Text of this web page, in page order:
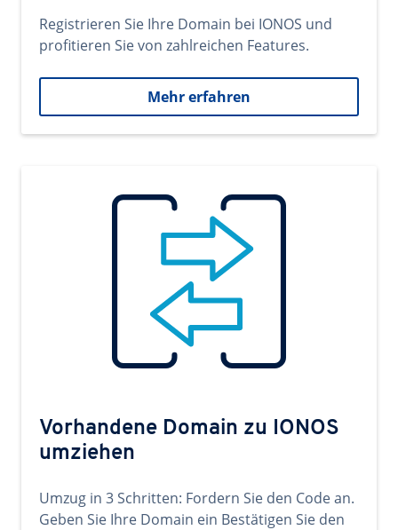
Registrieren Sie Ihre Domain bei IONOS und
profitieren Sie von zahlreichen Features.
Mehr erfahren
Vorhandene Domain zu IONOS
umziehen
Umzug in 3 Schritten: Fordern Sie den Code an.
Geben Sie Ihre Domain ein Bestätigen Sie den